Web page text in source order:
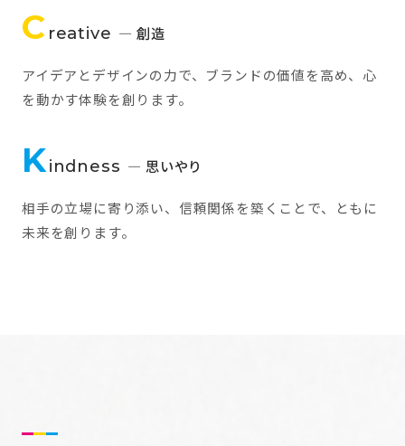
C reative — 創造
アイデアとデザインの力で、ブランドの価値を高め、心
を動かす体験を創ります。
Kindness — 思いやり
相手の立場に寄り添い、信頼関係を築くことで、ともに
未来を創ります。